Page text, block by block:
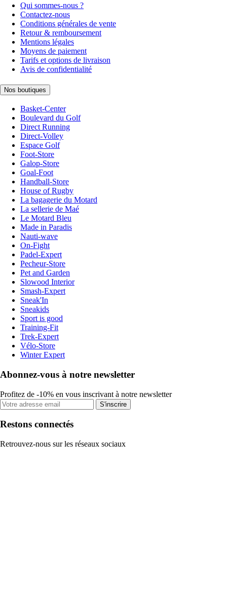
Qui sommes-nous ?
Contactez-nous
Conditions générales de vente
Retour & remboursement
Mentions légales
Moyens de paiement
Tarifs et options de livraison
Avis de confidentialité
Nos boutiques
Basket-Center
Boulevard du Golf
Direct Running
Direct-Volley
Espace Golf
Foot-Store
Galop-Store
Goal-Foot
Handball-Store
House of Rugby
La bagagerie du Motard
La sellerie de Maé
Le Motard Bleu
Made in Paradis
Nauti-wave
On-Fight
Padel-Expert
Pecheur-Store
Pet and Garden
Slowood Interior
Smash-Expert
Sneak'In
Sneakids
Sport is good
Training-Fit
Trek-Expert
Vélo-Store
Winter Expert
Abonnez-vous à notre newsletter
Profitez de -10% en vous inscrivant à notre newsletter
S'inscrire
Restons connectés
Retrouvez-nous sur les réseaux sociaux